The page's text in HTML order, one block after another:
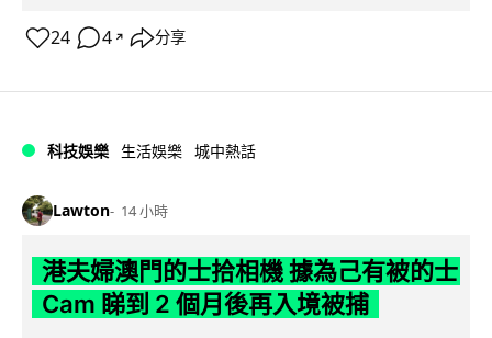
24 4 ↗ 分享
科技娛樂 生活娛樂 城中熱話
Lawton 14 小時
港夫婦澳門的士拾相機 據為己有被的士
Cam 睇到 2 個月後再入境被捕